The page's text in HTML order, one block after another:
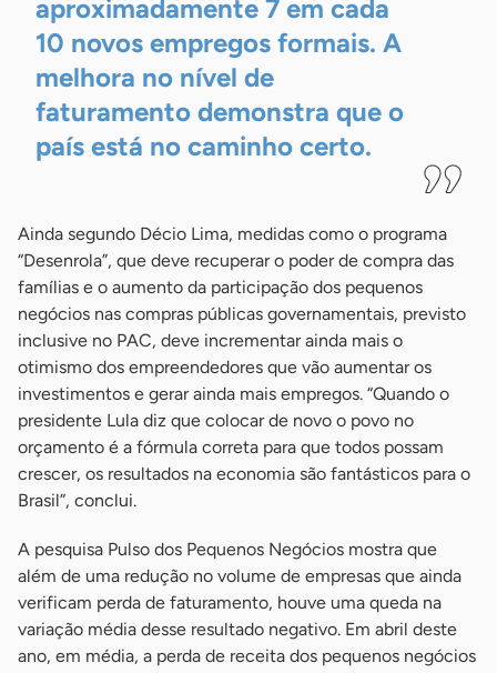
aproximadamente 7 em cada
10 novos empregos formais. A
melhora no nível de
faturamento demonstra que o
país está no caminho certo.
Ainda segundo Décio Lima, medidas como o programa
“Desenrola”, que deve recuperar o poder de compra das
famílias e o aumento da participação dos pequenos
negócios nas compras públicas governamentais, previsto
inclusive no PAC, deve incrementar ainda mais o
otimismo dos empreendedores que vão aumentar os
investimentos e gerar ainda mais empregos. “Quando o
presidente Lula diz que colocar de novo o povo no
orçamento é a fórmula correta para que todos possam
crescer, os resultados na economia são fantásticos para o
Brasil”, conclui.
A pesquisa Pulso dos Pequenos Negócios mostra que
além de uma redução no volume de empresas que ainda
verificam perda de faturamento, houve uma queda na
variação média desse resultado negativo. Em abril deste
ano, em média, a perda de receita dos pequenos negócios